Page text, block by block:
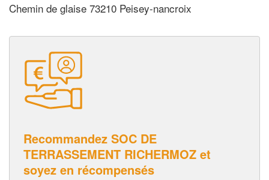
Chemin de glaise 73210 Peisey-nancroix
Recommandez SOC DE
TERRASSEMENT RICHERMOZ et
soyez en récompensés